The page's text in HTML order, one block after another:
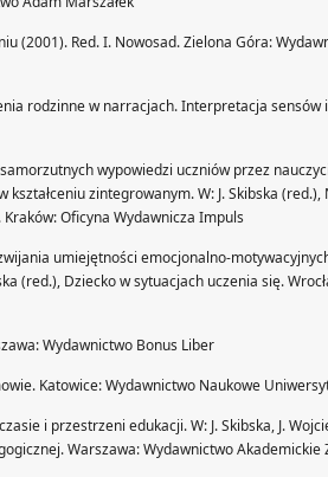
(2001). Red. I. Nowosad. Zielona Góra:
rodzinne w narracjach. Interpretacja sensów i
wypowiedzi uczniów przez
zintegrowanym. W: J. Skibska (red.),
Oficyna Wydawnicza Impuls
umiejętności emocjonalno-
(red.), Dziecko w sytuacjach uczenia się.
Wydawnictwo Bonus Liber
Katowice: Wydawnictwo Naukowe
i przestrzeni edukacji. W: J. Skibska, J.
Warszawa: Wydawnictwo Akademickie